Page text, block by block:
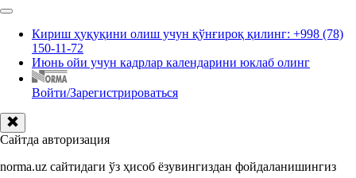
Кириш ҳуқуқини олиш учун қўнғироқ қилинг: +998 (78)
150-11-72
Июнь ойи учун кадрлар календарини юклаб олинг
Войти/Зарегистрироваться
Сайтда авторизация
norma.uz сайтидаги ўз ҳисоб ёзувингиздан фойдаланишингиз